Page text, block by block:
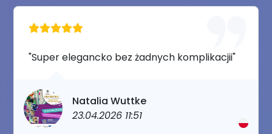
"Super elegancko bez żadnych komplikacjii"
Natalia Wuttke
23.04.2026 11:51